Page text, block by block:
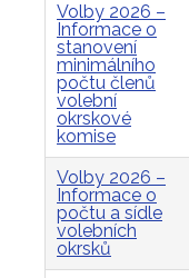
Volby 2026 –
Informace o
stanovení
minimálního
počtu členů
volební
okrskové
komise
Volby 2026 –
Informace o
počtu a sídle
volebních
okrsků